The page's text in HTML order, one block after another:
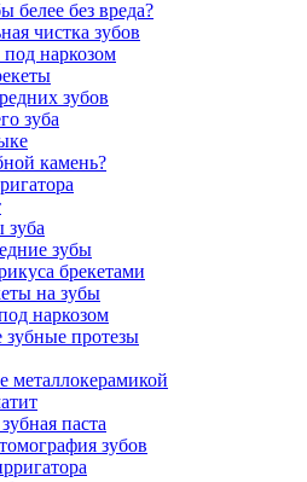
белее без вреда?
чистка зубов
под наркозом
зубов
зуба
камень?
зуба
зубы
брекетами
на зубы
наркозом
протезы
металлокерамикой
паста
зубов